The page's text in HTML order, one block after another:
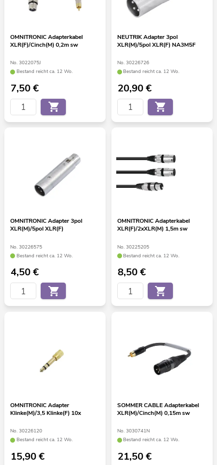
OMNITRONIC Adapterkabel
XLR(F)/Cinch(M) 0,2m sw
No. 3022075J
Bestand reicht ca. 12 Wo.
7,50€
NEUTRIK Adapter 3pol
XLR(M)/5pol XLR(F) NA3M5F
No. 30226726
Bestand reicht ca. 12 Wo.
20,90€
OMNITRONIC Adapter 3pol
XLR(M)/5pol XLR(F)
No. 30226575
Bestand reicht ca. 12 Wo.
4,50€
OMNITRONIC Adapterkabel
XLR(F)/2xXLR(M) 1,5m sw
No. 30225205
Bestand reicht ca. 12 Wo.
8,50€
OMNITRONIC Adapter
Klinke(M)/3,5 Klinke(F) 10x
No. 30226120
Bestand reicht ca. 12 Wo.
15,90€
SOMMER CABLE Adapterkabel
XLR(M)/Cinch(M) 0,15m sw
No. 3030741N
Bestand reicht ca. 12 Wo.
21,50€